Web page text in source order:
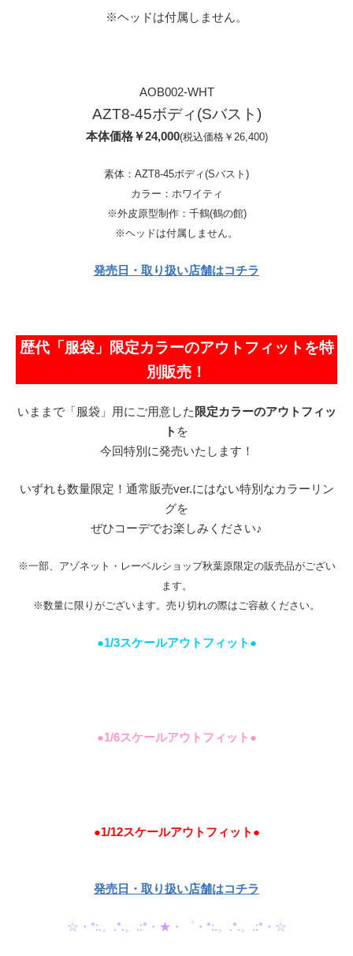
※ヘッドは付属しません。
AOB002-WHT
AZT8-45ボディ(Sバスト)
本体価格￥24,000(税込価格￥26,400)
素体：AZT8-45ボディ(Sバスト)
カラー：ホワイティ
※外皮原型制作：千鶴(鶴の館)
※ヘッドは付属しません。
発売日・取り扱い店舗はコチラ
歴代「服袋」限定カラーのアウトフィットを特
別販売！
いままで「服袋」用にご用意した 限定カラーのアウトフィッ
ト を
今回特別に発売いたします！
いずれも数量限定！通常販売ver.にはない特別なカラーリン
グを
ぜひコーデでお楽しみください♪
※一部、アゾネット・レーベルショップ秋葉原限定の販売品がござい
ます。
※数量に限りがございます。売り切れの際はご容赦ください。
●1/3スケールアウトフィット●
●1/6スケールアウトフィット●
●1/12スケールアウトフィット●
発売日・取り扱い店舗はコチラ
☆・*:.。.*.。.:*・★・゜・*:.。.*.。.:*・☆